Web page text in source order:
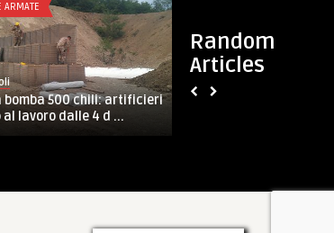
Random
Articles
0 CommentsFORZE ARMATE
PaolaCasoli
“L’Esercito marciava…” in Sardegna: il
Tricolore è partit ...